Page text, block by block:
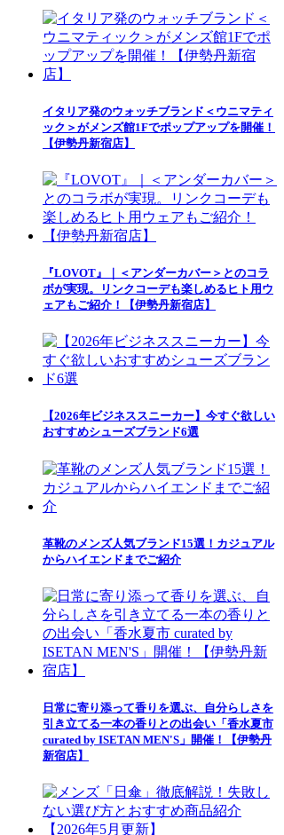
イタリア発のウォッチブランド＜ウニマティ
ック＞がメンズ館1Fでポップアップを開催！
【伊勢丹新宿店】
『LOVOT』｜＜アンダーカバー＞とのコラ
ボが実現。リンクコーデも楽しめるヒト用ウ
ェアもご紹介！【伊勢丹新宿店】
【2026年ビジネススニーカー】今すぐ欲しい
おすすめシューズブランド6選
革靴のメンズ人気ブランド15選！カジュアル
からハイエンドまでご紹介
日常に寄り添って香りを選ぶ、自分らしさを
引き立てる一本の香りとの出会い「香水夏市
curated by ISETAN MEN'S」開催！【伊勢丹
新宿店】